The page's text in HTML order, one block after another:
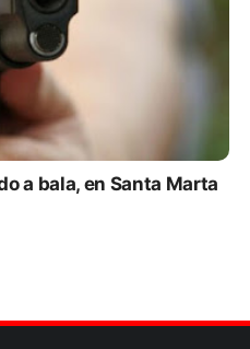
a bala, en Santa Marta